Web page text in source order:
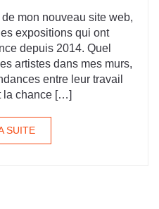
mon nouveau site web,
expositions qui ont
depuis 2014. Quel
artistes dans mes murs,
entre leur travail
la chance […]
SUITE